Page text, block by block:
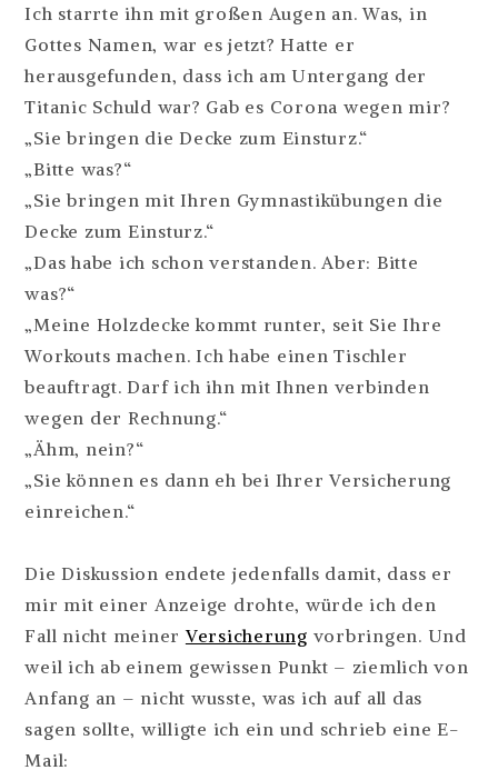
Ich starrte ihn mit großen Augen an. Was, in
Gottes Namen, war es jetzt? Hatte er
herausgefunden, dass ich am Untergang der
Titanic Schuld war? Gab es Corona wegen mir?
„Sie bringen die Decke zum Einsturz.“
„Bitte was?“
„Sie bringen mit Ihren Gymnastikübungen die
Decke zum Einsturz.“
„Das habe ich schon verstanden. Aber: Bitte
was?“
„Meine Holzdecke kommt runter, seit Sie Ihre
Workouts machen. Ich habe einen Tischler
beauftragt. Darf ich ihn mit Ihnen verbinden
wegen der Rechnung.“
„Ähm, nein?“
„Sie können es dann eh bei Ihrer Versicherung
einreichen.“
Die Diskussion endete jedenfalls damit, dass er
mir mit einer Anzeige drohte, würde ich den
Fall nicht meinerVersicherung vorbringen. Und
weil ich ab einem gewissen Punkt – ziemlich von
Anfang an – nicht wusste, was ich auf all das
sagen sollte, willigte ich ein und schrieb eine E-
Mail: